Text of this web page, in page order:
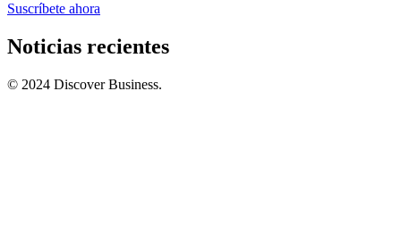
Suscríbete ahora
Noticias recientes
© 2024 Discover Business.